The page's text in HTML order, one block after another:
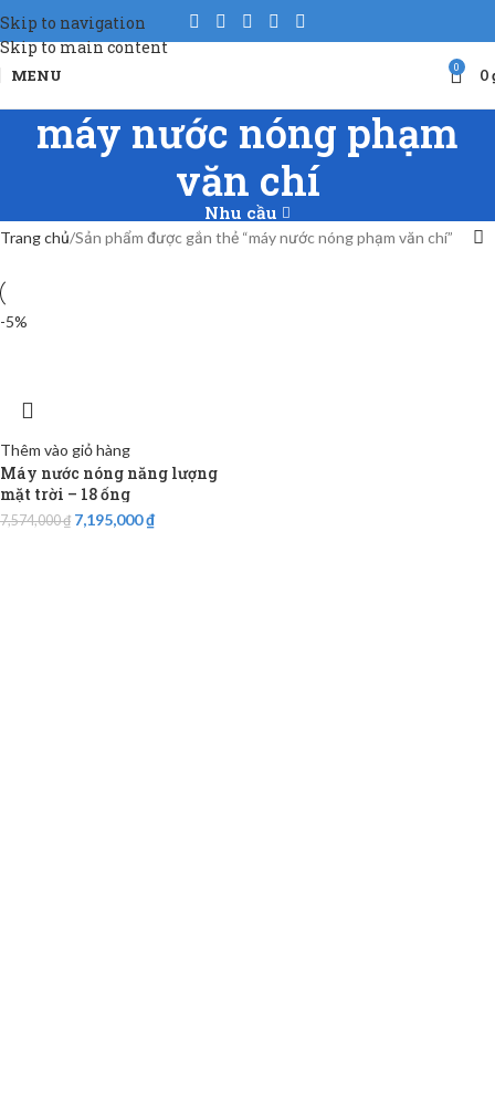
Skip to navigation
Skip to main content
MENU 0 0
máy nước nóng phạm
văn chí
Nhu cầu
Trang chủ Sản phẩm được gắn thẻ “máy nước nóng phạm văn chí”
-5%
Thêm vào giỏ hàng
Máy nước nóng năng lượng
mặt trời – 18 ống
7,574,000₫ 7,195,000₫